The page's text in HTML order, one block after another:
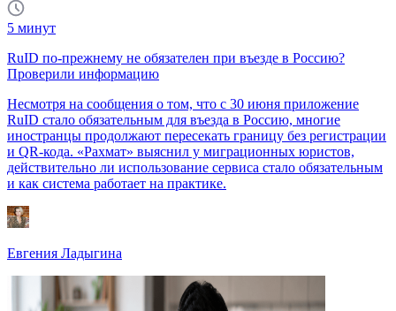
5 минут
RuID по-прежнему не обязателен при въезде в Россию?
Проверили информацию
Несмотря на сообщения о том, что с 30 июня приложение
RuID стало обязательным для въезда в Россию, многие
иностранцы продолжают пересекать границу без регистрации
и QR-кода. «Рахмат» выяснил у миграционных юристов,
действительно ли использование сервиса стало обязательным
и как система работает на практике.
Евгения Ладыгина